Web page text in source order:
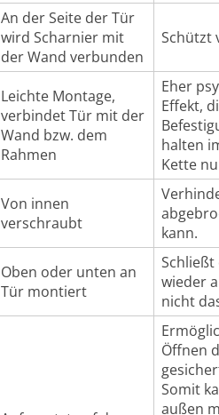
An der Seite der Tür
wird Scharnier mit
der Wand verbunden
Schützt
Leichte Montage,
verbindet Tür mit der
Wand bzw. dem
Rahmen
Eher
Effekt,
halten
Kette
Von innen
verschraubt
kann.
Oben oder unten an
Tür montiert
wieder
nicht
Öffnen
Somit
außen